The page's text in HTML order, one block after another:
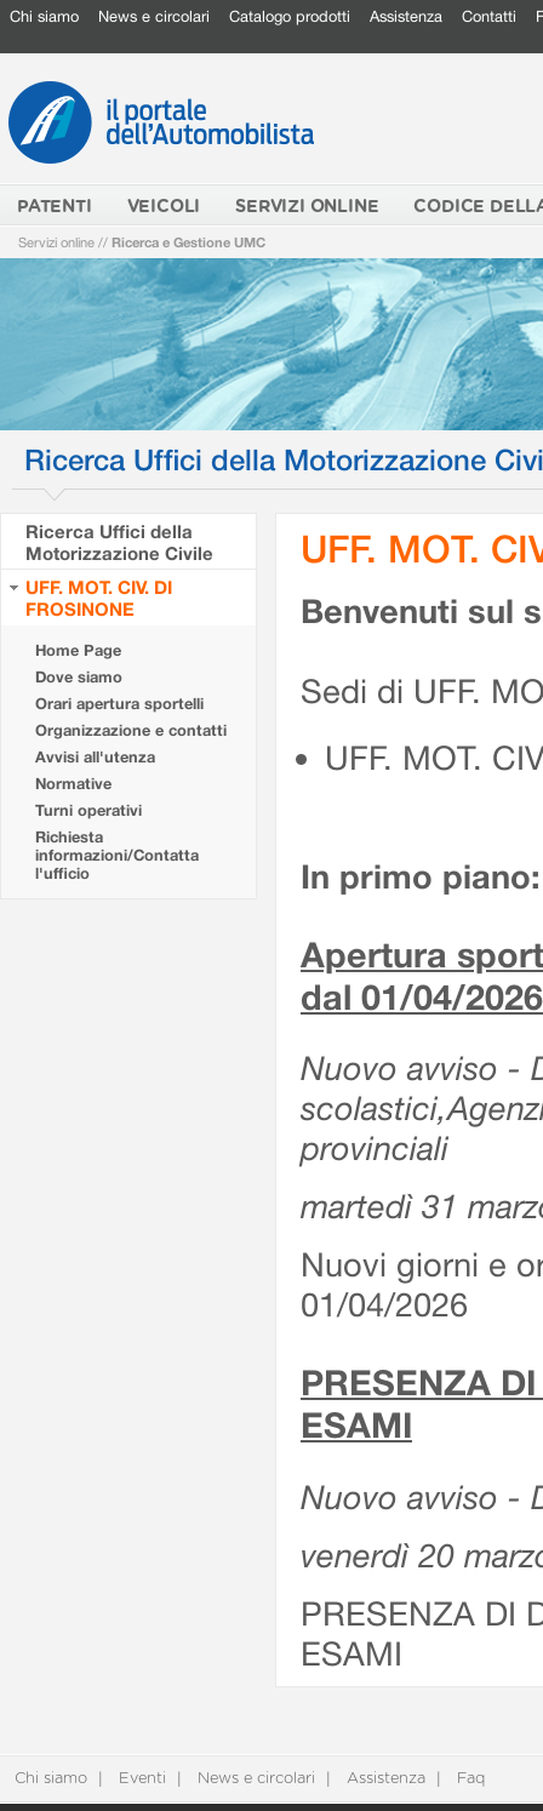
Chi siamo News e circolari Catalogo prodotti Assistenza Contatti
PATENTI VEICOLI SERVIZI ONLINE CODICE
Servizi online // Ricerca e Gestione UMC
Ricerca Uffici della Motorizzazione
Ricerca Uffici della
Motorizzazione Civile
UFF. MOT. CIV. DI
FROSINONE
Home Page
Dove siamo
Orari apertura sportelli
Organizzazione e contatti
Avvisi all'utenza
Normative
Turni operativi
Richiesta
informazioni/Contatta
l'ufficio
UFF. MOT.
Benvenuti sul
Sedi di UFF.
UFF. MOT.
In primo piano:
Apertura
dal 01/04/2026
Nuovo avviso -
provinciali
martedì 31
Nuovi giorni e
01/04/2026
PRESENZA
ESAMI
Nuovo avviso -
venerdì 20
PRESENZA DI
ESAMI
Chi siamo Eventi News e circolari Assistenza Faq